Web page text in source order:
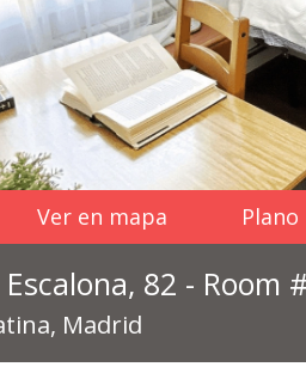
Ver en mapa Plano
82 - Room
Madrid